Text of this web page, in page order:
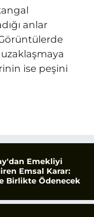
anlar
ise peşini
Emekliyi
Emsal Karar:
Birlikte Ödenecek